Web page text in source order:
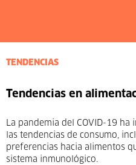
TENDENCIAS
Tendencias en
La pandemia del COVID-19 ha
las tendencias de consumo,
preferencias hacia alimentos
sistema inmunológico.